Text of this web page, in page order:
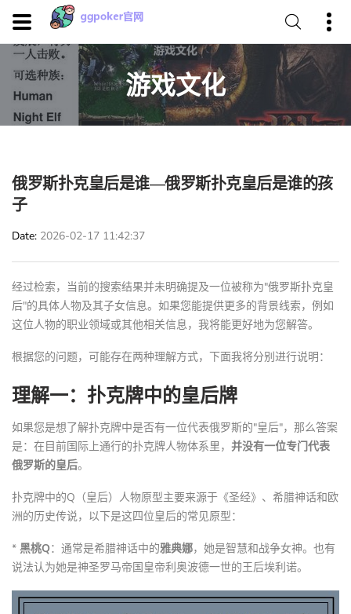
游戏文化
俄罗斯扑克皇后是谁—俄罗斯扑克皇后是谁的孩
子
Date 2026-02-17 11:42:37
经过检索，当前的搜索结果并未明确提及一位被称为"俄罗斯扑克皇
后"的具体人物及其子女信息。如果您能提供更多的背景线索，例如
这位人物的职业领域或其他相关信息，我将能更好地为您解答。
根据您的问题，可能存在两种理解方式，下面我将分别进行说明：
理解一：扑克牌中的皇后牌
如果您是想了解扑克牌中是否有一位代表俄罗斯的"皇后"，那么答案
是：在目前国际上通行的扑克牌人物体系里， 并没有一位专门代表
俄罗斯的皇后。
扑克牌中的Q（皇后）人物原型主要来源于《圣经》、希腊神话和欧
洲的历史传说，以下是这四位皇后的常见原型：
* 黑桃Q：通常是希腊神话中的雅典娜，她是智慧和战争女神。也有
说法认为她是神圣罗马帝国皇帝利奥波德一世的王后埃利诺。